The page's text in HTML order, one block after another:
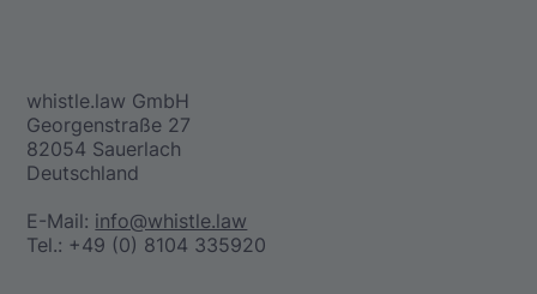
whistle.law GmbH
Georgenstraße 27
82054 Sauerlach
Deutschland
E-Mail: info@whistle.law
Tel.: +49 (0) 8104 335920